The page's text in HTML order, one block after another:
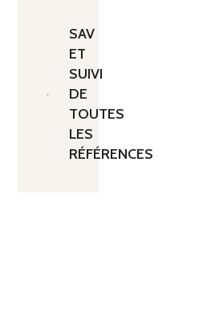
SAV
ET
SUIVI
DE
TOUTES
LES
RÉFÉRENCES